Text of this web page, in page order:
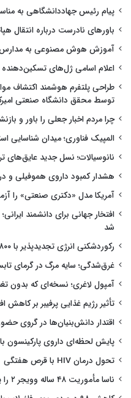
پیام رئیس جهاددانشگاهی به
باورهای نادرست درباره انتقال
آموزش هوش مصنوعی به مدارس
اعلام اسامی ژل‌های
طراحی پلتفرم هوشمند اکتشاف
توسط محقق دانشگاه صنعتی
چرا مردم اخبار جعلی را باور و
المپیک فناوری؛ میدان شناسایی
نانوسیالات؛ نسل جدید عایق‌های
هشدار کمبود داروی هموفیلی و
آمریکا مدل «دکتری صنعتی» را
افتخار جهانی برای دانشمند
شد
رکوردشکنی انرژی تجدیدپذیر با ۵۸۰۰ مگاوات برق
غرق‌شدگی؛ سایه مرگ در گرمای
آمپول لاغری؛ نسخه‌ای که بدون
تأثیر رژیم غذایی پرفیبر بر کاهش
اقتدار دانش‌بنیان‌ها در گروی حضور
پایش لحظه‌ای داروی پارکینسون
تحول درمان HIV با قرص هفتگی
ناسا مأموریت ۴۸ ساله وویجر ۲ را یک سال دیگر تمدید کرد